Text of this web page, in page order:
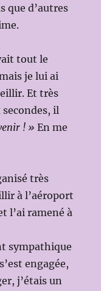
que d’autres
tout le
je lui ai
Et très
il
! » En me
très
à l’aéroport
l’ai ramené à
sympathique
engagée,
j’étais un